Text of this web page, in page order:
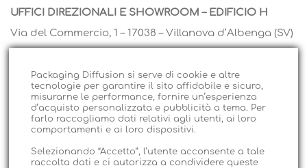
UFFICI DIREZIONALI E SHOWROOM – EDIFICIO H
Via del Commercio, 1 – 17038 – Villanova d’Albenga (SV)
info@packagingdiffusion.com
VENDITA ALL’INGROSSO – EDIFICIO D
Via Martiri, 46 – 17038 – Villanova d’Albenga (SV)
Email: centrovendita@packagingdiffusion.com
Packaging Diffusion si serve di cookie e altre
tecnologie per garantire il sito affidabile e sicuro,
misurarne le performance, fornire un’esperienza
d’acquisto personalizzata e pubblicità a tema. Per
farlo raccogliamo dati relativi agli utenti, ai loro
comportamenti e ai loro dispositivi.
Selezionando “Accetto”, l’utente acconsente a tale
raccolta dati e ci autorizza a condividere queste